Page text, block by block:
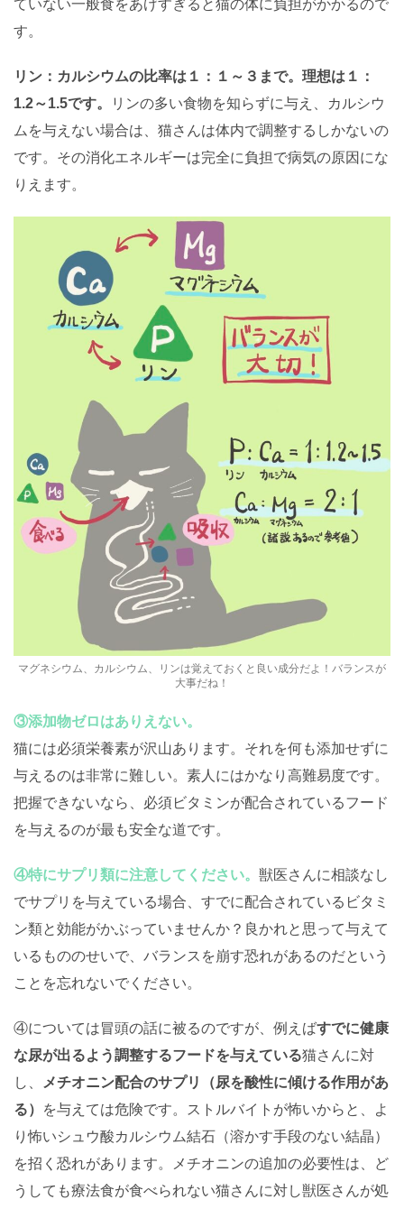
ていない一般食をあげすぎると猫の体に負担がかかるので
す。
リン：カルシウムの比率は１：１～３まで。理想は１：
1.2～1.5です。
リンの多い食物を知らずに与え、カルシウ
ムを与えない場合は、猫さんは体内で調整するしかないの
です。その消化エネルギーは完全に負担で病気の原因にな
りえます。
マグネシウム、カルシウム、リンは覚えておくと良い成分だよ！バランスが
大事だね！
③添加物ゼロはありえない。
猫には必須栄養素が沢山あります。それを何も添加せずに
与えるのは非常に難しい。素人にはかなり高難易度です。
把握できないなら、必須ビタミンが配合されているフード
を与えるのが最も安全な道です。
④特にサプリ類に注意してください。 獣医さんに相談なし
でサプリを与えている場合、すでに配合されているビタミ
ン類と効能がかぶっていませんか？良かれと思って与えて
いるもののせいで、バランスを崩す恐れがあるのだという
ことを忘れないでください。
④については冒頭の話に被るのですが、例えばすでに健康
な尿が出るよう調整するフードを与えている猫さんに対
し、
メチオニン配合のサプリ（尿を酸性に傾ける作用があ
る）
を与えては危険です。ストルバイトが怖いからと、よ
り怖いシュウ酸カルシウム結石（溶かす手段のない結晶）
を招く恐れがあります。メチオニンの追加の必要性は、ど
うしても療法食が食べられない猫さんに対し獣医さんが処